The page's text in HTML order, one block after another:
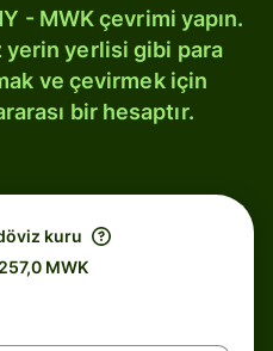
- MWK çevrimi yapın.
yerlisi gibi para
ve çevirmek için
bir hesaptır.
kuru
MWK